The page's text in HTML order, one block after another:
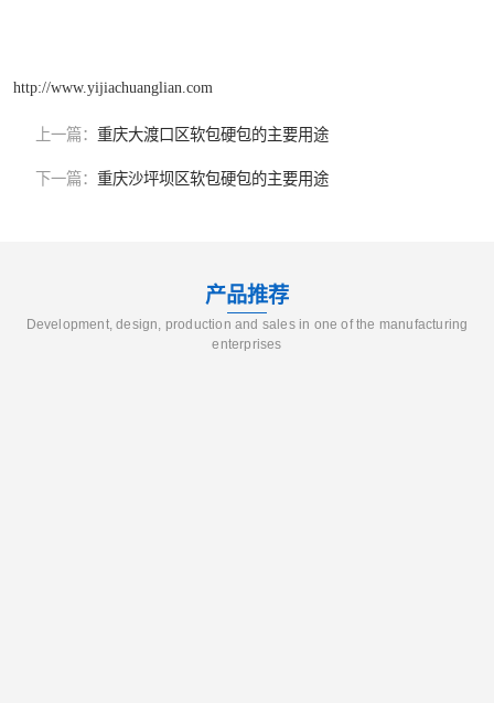
http://www.yijiachuanglian.com
上一篇： 重庆大渡口区软包硬包的主要用途
下一篇： 重庆沙坪坝区软包硬包的主要用途
产品推荐
Development, design, production and sales in one of the manufacturing
enterprises